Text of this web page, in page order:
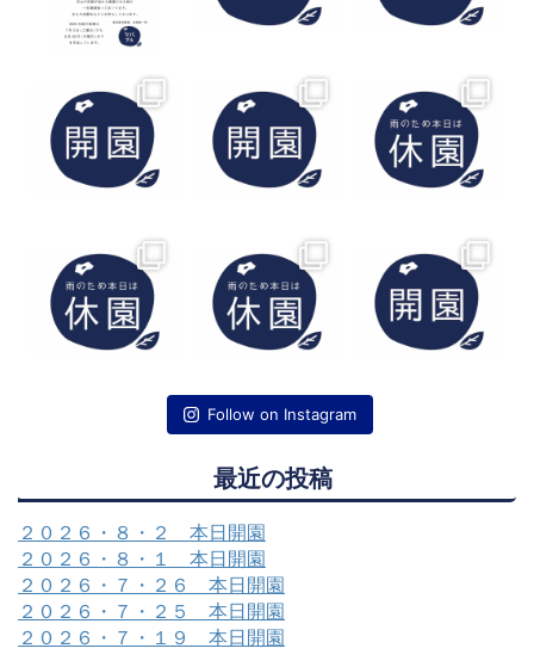
Follow on Instagram
最近の投稿
２０２６・８・２ 本日開園
２０２６・８・１ 本日開園
２０２６・７・２６ 本日開園
２０２６・７・２５ 本日開園
２０２６・７・１９ 本日開園